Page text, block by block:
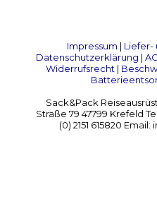
Impressum | Liefer-
Datenschutzerklärung |
Widerrufsrecht|
Sack&Pack
Straße 79 47799 Krefeld
(0) 2151 615820